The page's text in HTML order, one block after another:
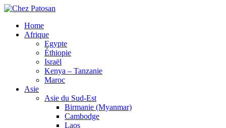
Home
Afrique
Egypte
Éthiopie
Israël
Kenya – Tanzanie
Maroc
Asie
Asie du Sud-Est
Birmanie (Myanmar)
Cambodge
Laos